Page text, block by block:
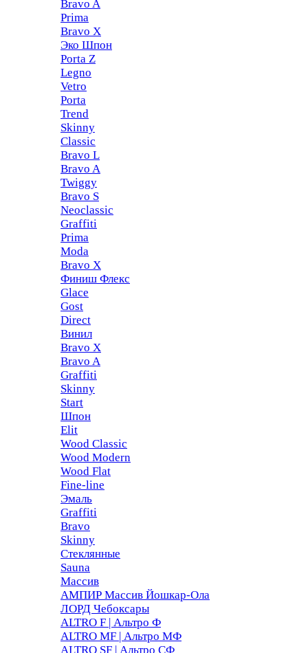
Bravo A
Prima
Bravo X
Эко Шпон
Porta Z
Legno
Vetro
Porta
Trend
Skinny
Classic
Bravo L
Bravo A
Twiggy
Bravo S
Neoclassic
Graffiti
Prima
Moda
Bravo X
Финиш Флекс
Glace
Gost
Direct
Винил
Bravo X
Bravo A
Graffiti
Skinny
Start
Шпон
Elit
Wood Classic
Wood Modern
Wood Flat
Fine-line
Эмаль
Graffiti
Bravo
Skinny
Стеклянные
Sauna
Массив
АМПИР Массив Йошкар-Ола
ЛОРД Чебоксары
ALTRO F | Альтро Ф
ALTRO MF | Альтро МФ
ALTRO SF | Альтро СФ